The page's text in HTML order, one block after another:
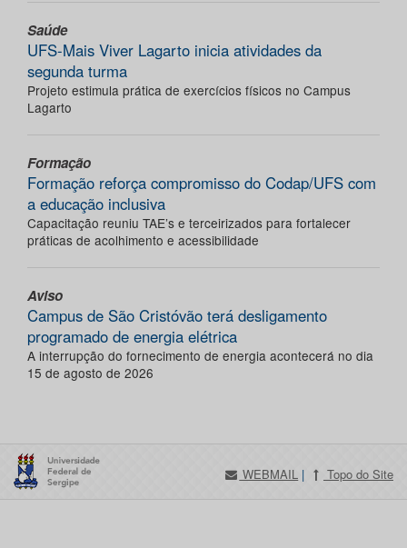
Saúde
UFS-Mais Viver Lagarto inicia atividades da
segunda turma
Projeto estimula prática de exercícios físicos no Campus
Lagarto
Formação
Formação reforça compromisso do Codap/UFS com
a educação inclusiva
Capacitação reuniu TAE’s e terceirizados para fortalecer
práticas de acolhimento e acessibilidade
Aviso
Campus de São Cristóvão terá desligamento
programado de energia elétrica
A interrupção do fornecimento de energia acontecerá no dia
15 de agosto de 2026
WEBMAIL | Topo do Site